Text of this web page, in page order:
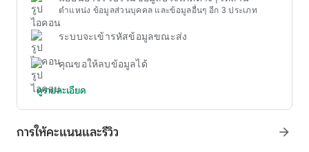
ตำแหน่ง ข้อมูลส่วนบุคคล และข้อมูลอื่นๆ อีก 3 ประเภท
ระบบจะเข้ารหัสข้อมูลขณะส่ง
คุณขอให้ลบข้อมูลได้
ดูรายละเอียด
การให้คะแนนและรีวิว arrow_forward